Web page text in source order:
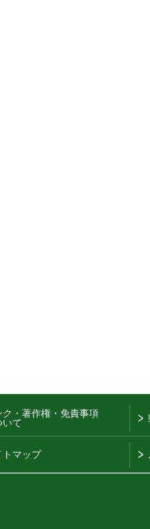
ク・著作権・免責事項
いて
トマップ